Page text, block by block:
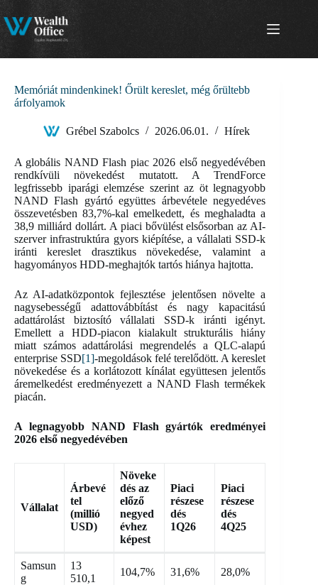
Skip
to
content
Memóriát mindenkinek! Őrült kereslet, még őrültebb
árfolyamok
Grébel Szabolcs 2026.06.01. Hírek
A globális NAND Flash piac 2026 első negyedévében
rendkívüli növekedést mutatott. A TrendForce
legfrissebb iparági elemzése szerint az öt legnagyobb
NAND Flash gyártó együttes árbevétele negyedéves
összevetésben 83,7%-kal emelkedett, és meghaladta a
38,9 milliárd dollárt. A piaci bővülést elsősorban az AI-
szerver infrastruktúra gyors kiépítése, a vállalati SSD-k
iránti kereslet drasztikus növekedése, valamint a
hagyományos HDD-meghajtók tartós hiánya hajtotta.
Az AI-adatközpontok fejlesztése jelentősen növelte a
nagysebességű adattovábbítást és nagy kapacitású
adattárolást biztosító vállalati SSD-k iránti igényt.
Emellett a HDD-piacon kialakult strukturális hiány
miatt számos adattárolási megrendelés a QLC-alapú
enterprise SSD[1]-megoldások felé terelődött. A kereslet
növekedése és a korlátozott kínálat együttesen jelentős
áremelkedést eredményezett a NAND Flash termékek
piacán.
A legnagyobb NAND Flash gyártók eredményei
2026 első negyedévében
Vállalat
Árbevé
tel
(millió
USD)
Növeke
dés az
előző
negyed
évhez
képest
Piaci
részese
dés
1Q26
Piaci
részese
dés
4Q25
Samsun
g
13
510,1
104,7% 31,6% 28,0%